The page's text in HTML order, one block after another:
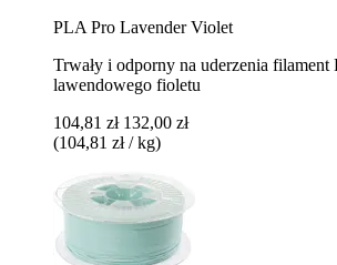
PLA Pro Lavender Violet
Trwały i odporny na uderzenia
lawendowego fioletu
104,81 zł 132,00 zł
(104,81 zł / kg)